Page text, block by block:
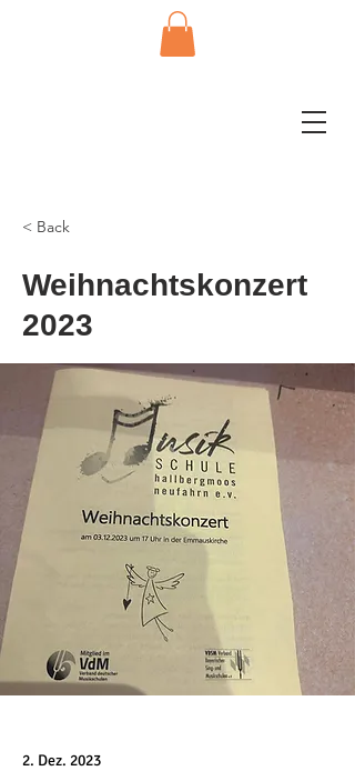
< Back
Weihnachtskonzert
2023
2. Dez. 2023